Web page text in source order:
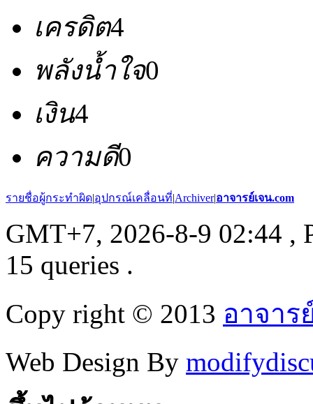
เครดิต4
พลังน้ำใจ0
เงิน4
ความดี0
รายชื่อผู้กระทำผิด|อุปกรณ์เคลื่อนที่|Archiver|อาจารย์เจน.com
GMT+7, 2026-8-9 02:44 ,
15 queries .
Copy right © 2013 อาจาร
Web Design By